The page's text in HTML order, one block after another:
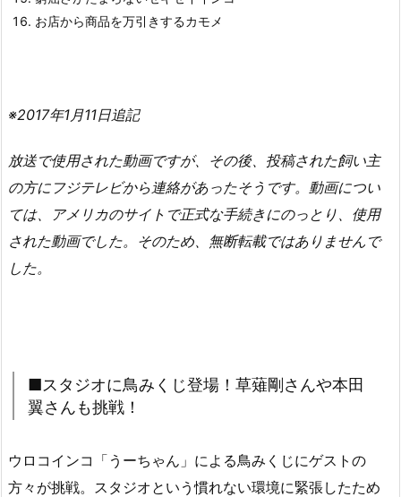
お店から商品を万引きするカモメ
※2017年1月11日追記
放送で使用された動画ですが、その後、投稿された飼い主
の方にフジテレビから連絡があったそうです。動画につい
ては、アメリカのサイトで正式な手続きにのっとり、使用
された動画でした。そのため、無断転載ではありませんで
した。
■スタジオに鳥みくじ登場！草薙剛さんや本田
翼さんも挑戦！
ウロコインコ「うーちゃん」による鳥みくじにゲストの
方々が挑戦。スタジオという慣れない環境に緊張したため